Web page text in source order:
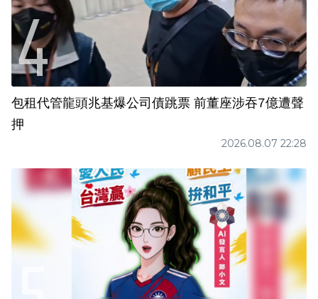
包租代管龍頭兆基爆公司債跳票 前董座涉吞7億遭聲
押
2026.08.07 22:28